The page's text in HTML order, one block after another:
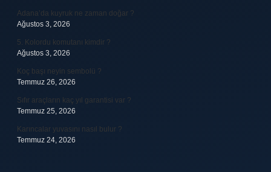
Adana’da kuyruk ne zaman doğar ?
Ağustos 3, 2026
5. Kolordu komutanı kimdir ?
Ağustos 3, 2026
Koç başı neyin sembolü ?
Temmuz 26, 2026
Sıfır araçların kaç yıl garantisi var ?
Temmuz 25, 2026
Karıncalar yuvasını nasıl bulur ?
Temmuz 24, 2026